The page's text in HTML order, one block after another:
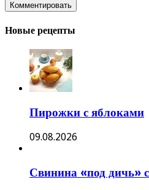
Новые рецепты
Пирожки с яблоками
09.08.2026
Свинина «под дичь»